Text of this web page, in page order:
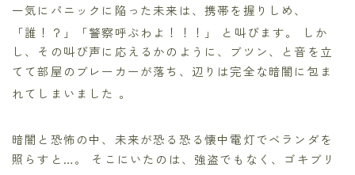
一気にパニックに陥った未来は、携帯を握りしめ、
「誰！？」「警察呼ぶわよ！！！」
と叫びます。 しか
し、その叫び声に応えるかのように、ブツン、と音を立
てて部屋のブレーカーが落ち、辺りは完全な暗闇に包ま
れてしまいました 。
暗闇と恐怖の中、未来が恐る恐る懐中電灯でベランダを
照らすと…。 そこにいたのは、強盗でもなく、ゴキブリ